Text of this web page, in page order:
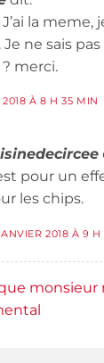
la meme,
ne sais
merci.
2018 À 8 H 35 MIN
pour un
les chips.
2018 À 9 H
monsieur